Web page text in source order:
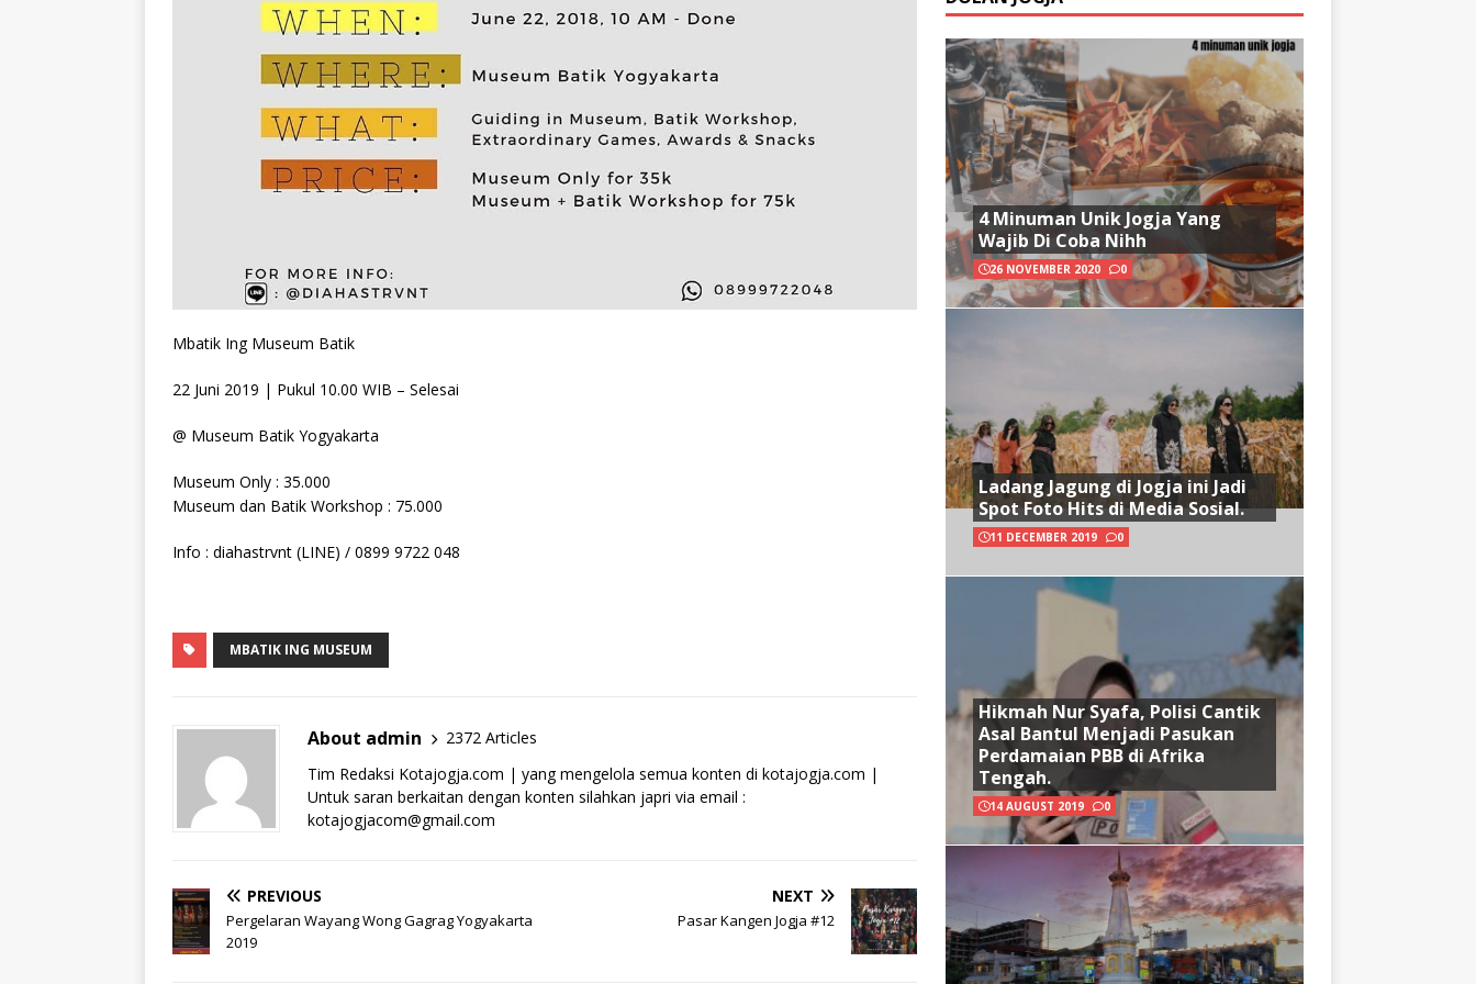
Mbatik Ing Museum Batik
22 Juni 2019 | Pukul 10.00 WIB – Selesai
@ Museum Batik Yogyakarta
Museum Only : 35.000
Museum dan Batik Workshop : 75.000
Info : diahastrvnt (LINE) / 0899 9722 048
MBATIK ING MUSEUM
About admin
2372 Articles
Tim Redaksi Kotajogja.com | yang mengelola semua konten di kotajogja.com |
Untuk saran berkaitan dengan konten silahkan japri via email :
kotajogjacom@gmail.com
PREVIOUS
Pergelaran Wayang Wong Gagrag Yogyakarta
2019
NEXT
Pasar Kangen Jogja #12
4 Minuman Unik Jogja Yang
Wajib Di Coba Nihh
26 NOVEMBER 2020 0
Ladang Jagung di Jogja ini Jadi
Spot Foto Hits di Media Sosial.
11 DECEMBER 2019 0
Hikmah Nur Syafa, Polisi Cantik
Asal Bantul Menjadi Pasukan
Perdamaian PBB di Afrika
Tengah.
14 AUGUST 2019 0